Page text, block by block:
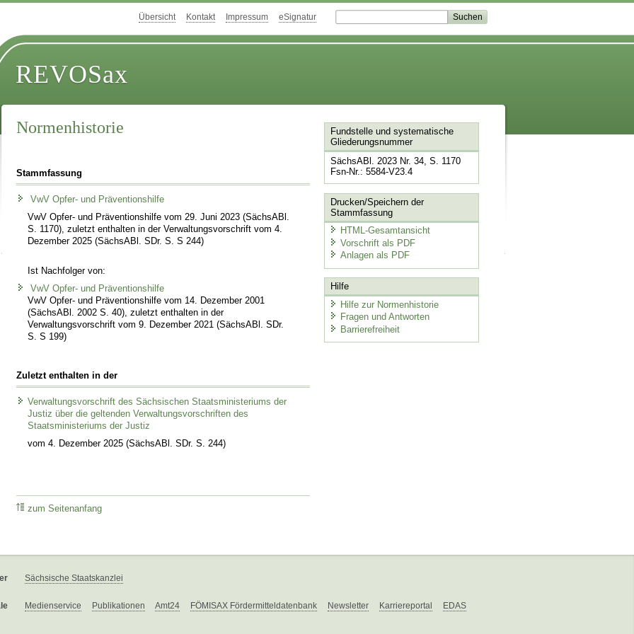
Übersicht Kontakt Impressum eSignatur
REVOSax
Normenhistorie
Stammfassung
VwV Opfer- und Präventionshilfe
VwV Opfer- und Präventionshilfe vom 29. Juni 2023 (SächsABl.
S. 1170), zuletzt enthalten in der Verwaltungsvorschrift vom 4.
Dezember 2025 (SächsABl. SDr. S. S 244)
Ist Nachfolger von:
VwV Opfer- und Präventionshilfe
VwV Opfer- und Präventionshilfe vom 14. Dezember 2001
(SächsABl. 2002 S. 40), zuletzt enthalten in der
Verwaltungsvorschrift vom 9. Dezember 2021 (SächsABl. SDr.
S. S 199)
Zuletzt enthalten in der
Verwaltungsvorschrift des Sächsischen Staatsministeriums der
Justiz über die geltenden Verwaltungsvorschriften des
Staatsministeriums der Justiz
vom 4. Dezember 2025 (SächsABl. SDr. S. 244)
zum Seitenanfang
Fundstelle und systematische
Gliederungsnummer
SächsABl. 2023 Nr. 34, S. 1170
Fsn-Nr.: 5584-V23.4
Drucken/Speichern der
Stammfassung
HTML-Gesamtansicht
Vorschrift als PDF
Anlagen als PDF
Hilfe
Hilfe zur Normenhistorie
Fragen und Antworten
Barrierefreiheit
Sächsische Staatskanzlei
Medienservice Publikationen Amt24 FÖMISAX Fördermitteldatenbank Newsletter Karriereportal EDAS